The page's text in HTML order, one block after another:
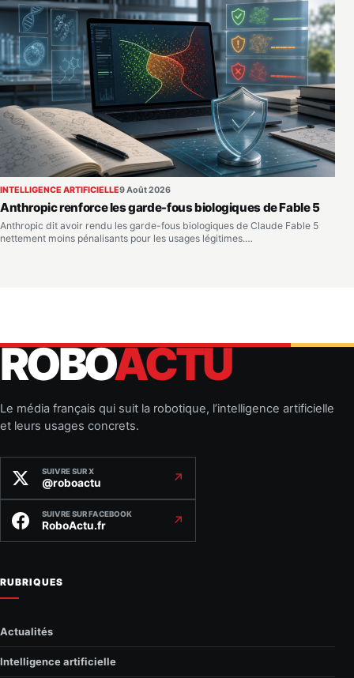
INTELLIGENCE ARTIFICIELLE9 Août 2026
Anthropic renforce les garde-fous biologiques de Fable 5
Anthropic dit avoir rendu les garde-fous biologiques de Claude Fable 5
nettement moins pénalisants pour les usages légitimes.…
ROBOACTU
Le média français qui suit la robotique, l’intelligence artificielle
et leurs usages concrets.
SUIVRE SUR X
@roboactu ↗
SUIVRE SUR FACEBOOK
RoboActu.fr ↗
RUBRIQUES
Actualités
Intelligence artificielle